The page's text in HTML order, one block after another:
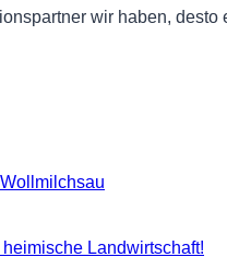
wir haben,
Landwirtschaft!